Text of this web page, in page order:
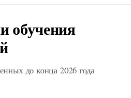
обучения
до конца 2026 года